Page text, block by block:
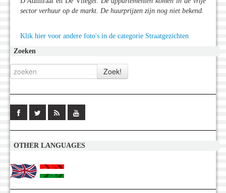
sector verhuur op de markt. De huurprijzen zijn nog niet bekend.
Klik hier voor andere foto's in de categorie Straatgezichten
Zoeken
OTHER LANGUAGES